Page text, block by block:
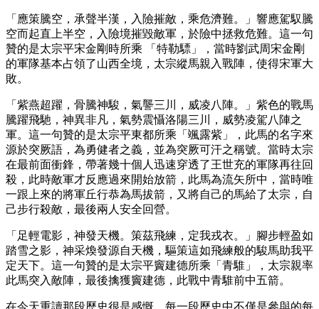
「應策騰空，承聲半漢，入險摧敵，乘危濟難。」響應駕馭騰
空而起直上半空，入險境摧毀敵軍，於險中拯救危難。這一句
贊的是太宗平宋金剛時所乘 「特勒驃」，當時劉武周宋金剛
的軍隊基本占領了山西全境，太宗縱馬親入戰陣，使得宋軍大
敗。
「紫燕超躍，骨騰神駿，氣讋三川，威凌八陣。」紫色的戰馬
騰躍飛馳，神異非凡，氣勢震懾洛陽三川，威勢凌駕八陣之
軍。這一句贊的是太宗平東都所乘「颯露紫」，此馬的名字來
源於突厥語，為勇健者之義，並為突厥可汗之稱號。當時太宗
在最前面衝鋒，帶著幾十個人迅速穿透了王世充的軍隊再往回
殺，此時敵軍才反應過來開始放箭，此馬為流矢所中，當時唯
一跟上來的將軍丘行恭為馬拔箭，又將自己的馬給了太宗，自
己步行殺敵，最後兩人安全回營。
「足輕電影，神發天機。策茲飛練，定我戎衣。」腳步輕盈如
踏雪之影，神采煥發源自天機，驅策這如飛練般的駿馬助我平
定天下。這一句贊的是太宗平竇建德所乘「青騅」，太宗親率
此馬突入敵陣，最後擒獲竇建德，此戰中青騅前中五箭。
在今天重讀那段歷史很是感慨，每一段歷史中不僅是參與的每